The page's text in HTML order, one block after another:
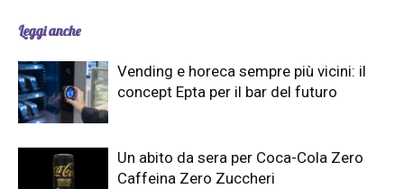
Leggi anche
Vending e horeca sempre più vicini: il
concept Epta per il bar del futuro
Un abito da sera per Coca-Cola Zero
Caffeina Zero Zuccheri